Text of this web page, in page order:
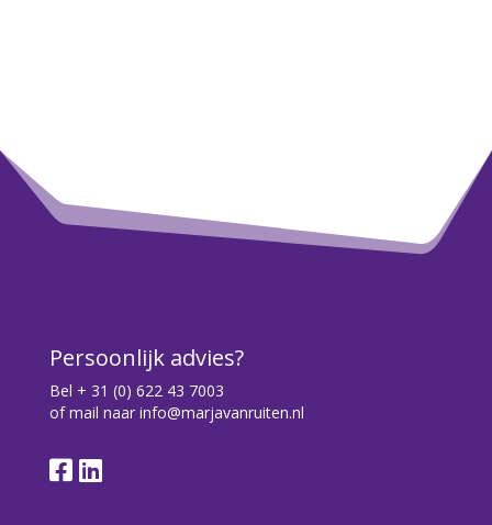
Persoonlijk advies?
Bel + 31 (0) 622 43 7003
of mail naar info@marjavanruiten.nl